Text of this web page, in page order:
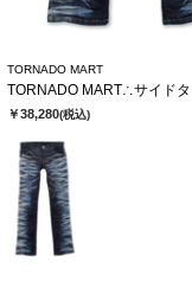
TORNADO MART
￥38,280(税込)